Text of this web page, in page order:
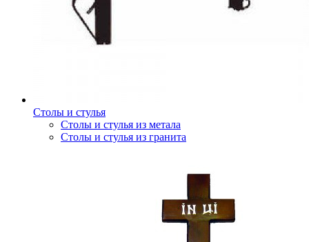
Столы и стулья
Столы и стулья из метала
Столы и стулья из гранита